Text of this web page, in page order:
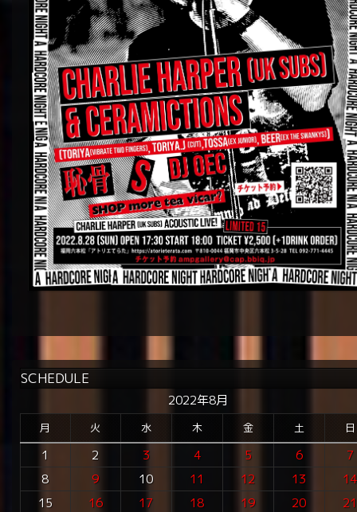
SCHEDULE
2022年8月
月 火 水 木 金 土 日
1 2 3 4 5 6
7
8
9 10 11 12 13
14
15
16 17 18 19 20
21